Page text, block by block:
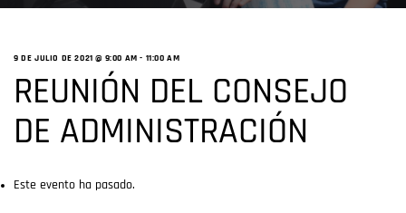
9 DE JULIO DE 2021 @ 9:00 AM - 11:00 AM
REUNIÓN DEL CONSEJO
DE ADMINISTRACIÓN
Este evento ha pasado.